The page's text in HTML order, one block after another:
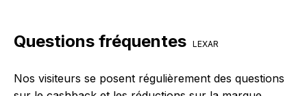
Questions fréquentes LEXAR
Nos visiteurs se posent régulièrement des questions